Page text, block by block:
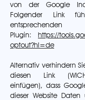
von der Google
Folgender Link
entsprechenden
Plugin: https://
optout?hl=de
Alternativ verhindern
diesen Link
einfügen), dass
dieser Website